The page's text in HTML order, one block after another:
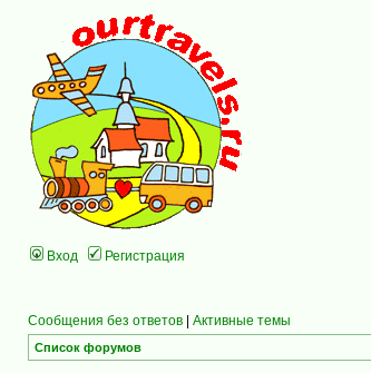
Вход Регистрация
Сообщения без ответов | Активные темы
Список форумов